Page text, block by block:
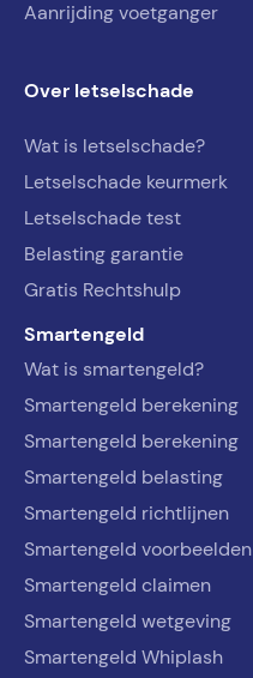
Aanrijding voetganger
Over letselschade
Wat is letselschade?
Letselschade keurmerk
Letselschade test
Belasting garantie
Gratis Rechtshulp
Smartengeld
Wat is smartengeld?
Smartengeld berekening
Smartengeld berekening
Smartengeld belasting
Smartengeld richtlijnen
Smartengeld voorbeelden
Smartengeld claimen
Smartengeld wetgeving
Smartengeld Whiplash